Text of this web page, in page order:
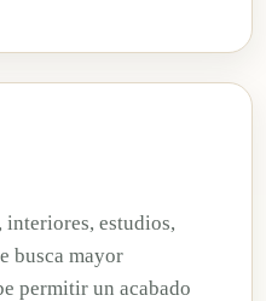
interiores, estudios,
busca mayor
permitir un acabado